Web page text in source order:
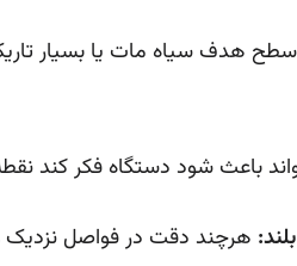
سطح هدف سیاه مات یا بسیار
باعث شود دستگاه فکر کند